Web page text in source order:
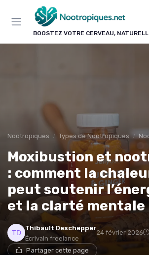
BOOSTEZ VOTRE CERVEAU,
Nootropiques Types de Nootropiques
Moxibustion et
: comment la
peut soutenir
et la clarté mentale
Thibault Deschepper
Écrivain freelance
24 février 2026
Partager cette page
Panneau de gestion des cookies